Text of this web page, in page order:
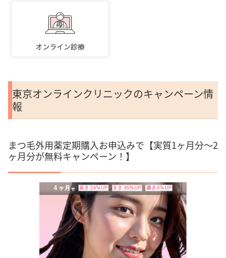
東京オンラインクリニックのキャンペーン情
報
まつ毛外用薬定期購入お申込みで【実質1ヶ月分～2
ヶ月分が無料キャンペーン！】